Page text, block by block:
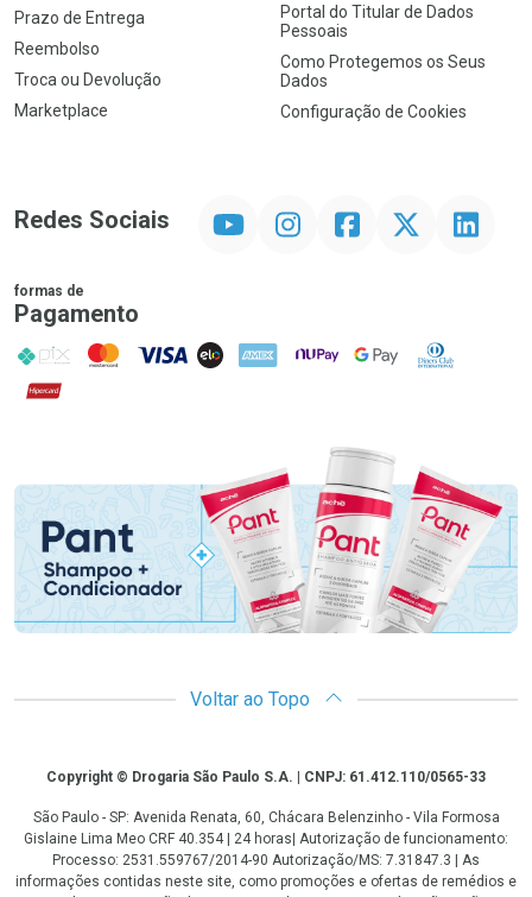
Prazo de Entrega
Reembolso
Troca ou Devolução
Marketplace
Portal do Titular de Dados
Pessoais
Como Protegemos os Seus
Dados
Configuração de Cookies
Redes Sociais InstagramFacebookTwitter Linkedin
formas de
Pagamento
PIX MasterCard
VISA ELO AMEX NuPay Google PayDiners Club
Hipercard
Promoção em Destaque
Voltar ao Topo
CopyrightCopyright © Drogaria São Paulo S.A. | CNPJ: 61.412.110/0565-33
São Paulo - SP: Avenida Renata, 60, Chácara Belenzinho - Vila Formosa
Gislaine Lima Meo CRF 40.354 | 24 horas| Autorização de funcionamento:
Processo: 2531.559767/2014-90 Autorização/MS: 7.31847.3 | As
informações contidas neste site, como promoções e ofertas de remédios e